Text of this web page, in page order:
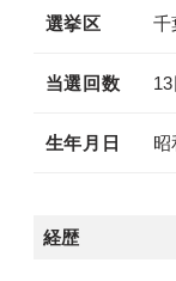
選挙区 千
当選回数
生年月日 昭
経歴